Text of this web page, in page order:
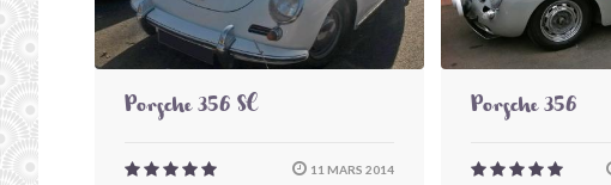
Porsche 356 SC
11 MARS 2014
Porsche 356